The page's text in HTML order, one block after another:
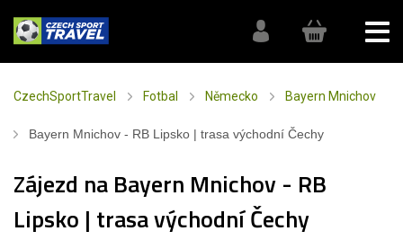
CzechSportTravel Fotbal Německo Bayern Mnichov
Bayern Mnichov - RB Lipsko | trasa východní Čechy
Zájezd na Bayern Mnichov - RB
Lipsko | trasa východní Čechy